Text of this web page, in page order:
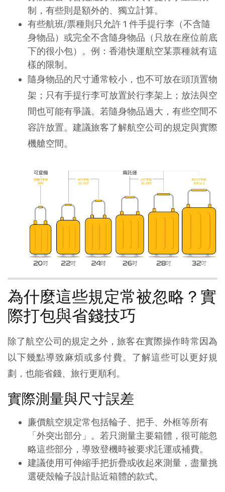
制，有些則是額外的、獨立計算。
有些航班/票種則只允許 1 件手提行李（不含隨
身物品）或完全不含隨身物品（只放在座位前底
下的很小包）。例：香港快運航空某票種就有這
樣的限制。
隨身物品的尺寸通常較小，也不可放在頭頂置物
架；只有手提行李可放置於行李架上；放法與空
間也可能有爭議。若隨身物品過大，有些空間不
容許放置。建議旅客了解航空公司的規定與實際
機艙空間。
為什麼這些規定常被忽略？實
際打包與省錢技巧
除了航空公司的規定之外，旅客在實際操作時常因為
以下幾點導致麻煩或多付費。了解這些可以更好規
劃，也能省錢、旅行更順利。
實際測量與尺寸誤差
廉價航空規定常包括輪子、把手、外框等所有
「外突出部分」。若只測量主要箱體，很可能忽
略這些部分，導致登機時被要求託運或補費。
建議使用可伸縮手把折疊或收起來測量，盡量挑
選硬殼輪子設計貼近箱體的款式。